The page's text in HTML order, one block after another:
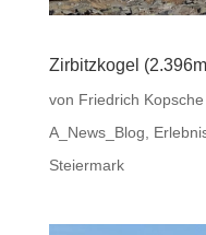
Zirbitzkogel
von Friedrich Kopsche
A_News_Blog
Steiermark